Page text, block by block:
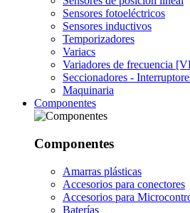
Sensores fotoeléctricos
Sensores inductivos
Temporizadores
Variacs
Variadores de frecuencia
Seccionadores -
Maquinaria
Componentes
Componentes
Amarras plásticas
Accesorios para conectores
Accesorios para
Baterías